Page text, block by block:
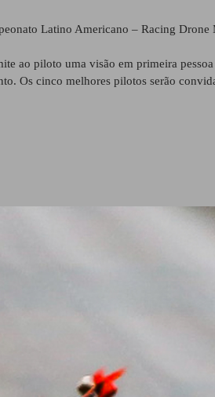
Latino Americano – Racing Drone
ao piloto uma visão em primeira
Os cinco melhores pilotos serão